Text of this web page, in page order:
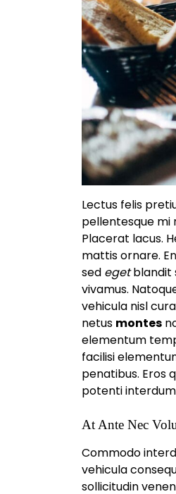
Lectus felis
pellentesque mi
Placerat lacus.
mattis ornare.
sed egetblandit
vivamus.
vehicula nisl
netus montes
elementum
facilisi
penatibus. Eros
potenti
At Ante Nec
Commodo
vehicula
sollicitudin